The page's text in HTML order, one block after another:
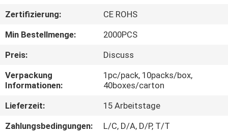
UNS
FABRIK-
AUSFLUG
QUALITÄTSKONTROLLE
Zertifizierung:
CE ROHS
Min Bestellmenge:
2000PCS
Preis:
Discuss
Verpackung
Informationen:
1pc/pack, 10packs/box,
40boxes/carton
Lieferzeit:
15 Arbeitstage
Zahlungsbedingungen:
L/C, D/A, D/P, T/T